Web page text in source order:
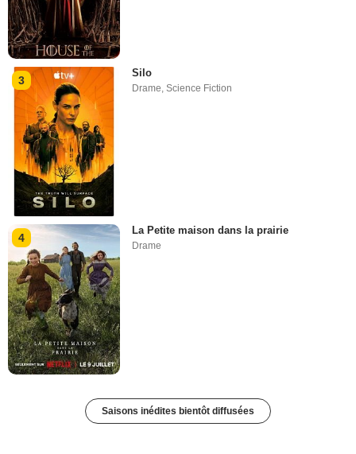
3
Silo
Drame,Science Fiction
4
La Petite maison dans la prairie
Drame
Saisons inédites bientôt diffusées